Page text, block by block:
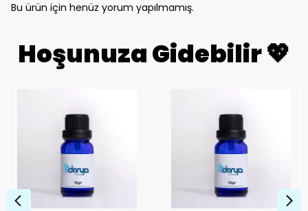
Bu ürün için henüz yorum yapılmamış.
Hoşunuza Gidebilir 💖